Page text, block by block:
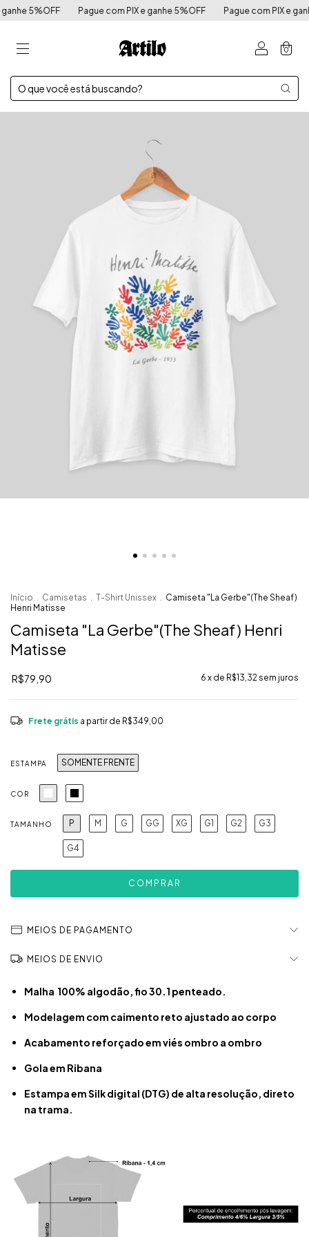
5%OFF Pague com PIX e ganhe 5%OFF Pague com PIX e ganhe
0
Início . Camisetas . T-Shirt Unissex . Camiseta "La Gerbe"(The Sheaf)
Henri Matisse
Camiseta "La Gerbe"(The Sheaf) Henri
Matisse
R$79,90 6 x de R$13,32 sem juros
Frete grátis a partir de R$349,00
ESTAMPA SOMENTE FRENTE
COR
TAMANHO P M G GG XG G1 G2 G3
G4
MEIOS DE PAGAMENTO
MEIOS DE ENVIO
Malha 100% algodão, fio 30.1 penteado.
Modelagem com caimento reto ajustado ao corpo
Acabamento reforçado em viés ombro a ombro
Gola em Ribana
Estampa em Silk digital (DTG) de alta resolução, direto
na trama.​